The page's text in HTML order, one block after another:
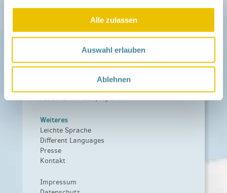
Alle zulassen
Auswahl erlauben
Ablehnen
Netzwerk
Über das Netzwerk
Das Familienhandbuch
Infopool
Fördern
Träger und Förderer
Förderer werden / Spenden
Weiteres
Leichte Sprache
Different Languages
Presse
Kontakt
Impressum